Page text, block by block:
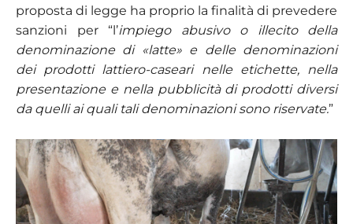
proposta di legge ha proprio la finalità di prevedere
sanzioni per “l’impiego abusivo o illecito della
denominazione di «latte» e delle denominazioni
dei prodotti lattiero-caseari nelle etichette, nella
presentazione e nella pubblicità di prodotti diversi
da quelli ai quali tali denominazioni sono riservate.”